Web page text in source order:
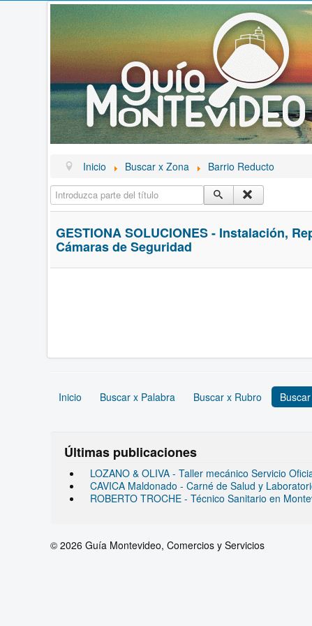
Inicio Buscar x Zona Barrio Reducto
Introduzca parte del título
GESTIONA SOLUCIONES - Instalación,
Cámaras de Seguridad
Inicio Buscar x Palabra Buscar x Rubro
Últimas publicaciones
LOZANO & OLIVA - Taller mecánico Servicio
CAVICA Maldonado - Carné de Salud y
ROBERTO TROCHE - Técnico Sanitario en
© 2026 Guía Montevideo, Comercios y Servicios